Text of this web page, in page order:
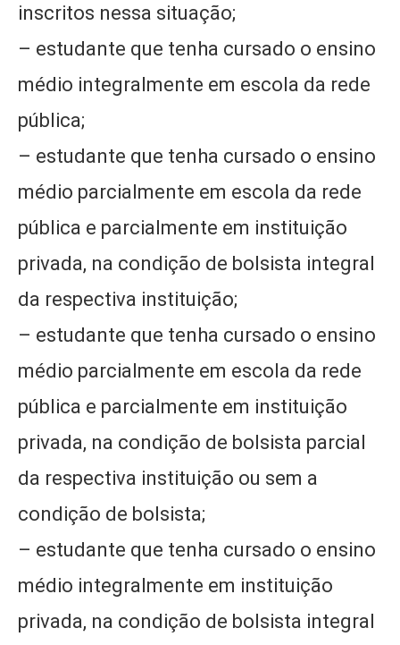
inscritos nessa situação;
– estudante que tenha cursado o ensino
médio integralmente em escola da rede
pública;
– estudante que tenha cursado o ensino
médio parcialmente em escola da rede
pública e parcialmente em instituição
privada, na condição de bolsista integral
da respectiva instituição;
– estudante que tenha cursado o ensino
médio parcialmente em escola da rede
pública e parcialmente em instituição
privada, na condição de bolsista parcial
da respectiva instituição ou sem a
condição de bolsista;
– estudante que tenha cursado o ensino
médio integralmente em instituição
privada, na condição de bolsista integral